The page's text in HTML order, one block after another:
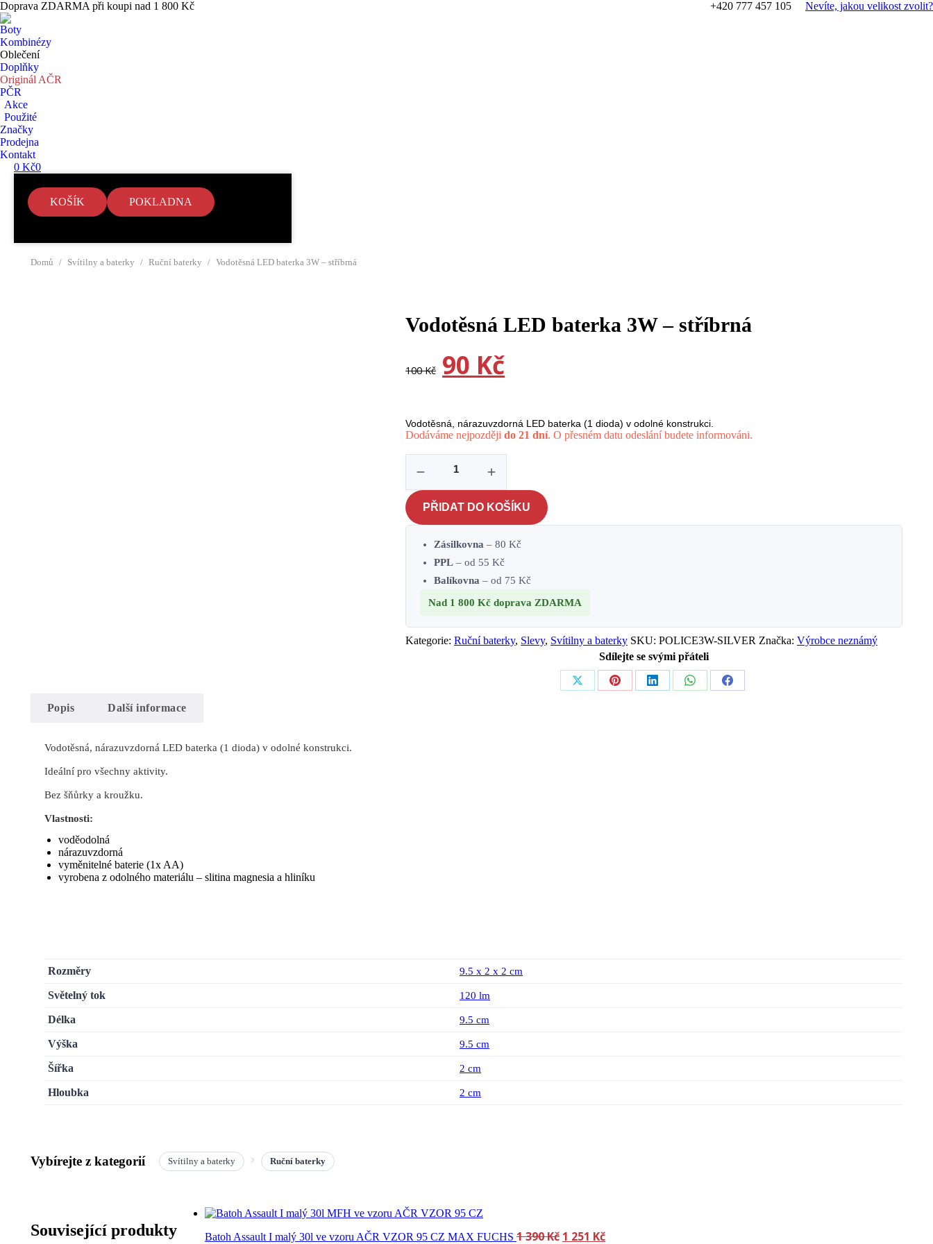
Doprava ZDARMA při koupi nad 1 800 Kč +420 777 457 105
Nevíte, jakou velikost zvolit?
Boty
Kombinézy
Oblečení
Doplňky
Originál AČR
PČR
Akce
Použité
Značky
Prodejna
Kontakt
Search:
0 Kč0
KOŠÍK
POKLADNA
You are here:
Domů Svítilny a baterky Ruční baterky Vodotěsná LED baterka 3W – stříbrná
Vodotěsná LED baterka 3W – stříbrná
100Kč Původní
cena
90 Kč
Vodotěsná, nárazuvzdorná LED baterka (1 dioda) v odolné konstrukci.
Dodáváme nejpozdějido 21 dní. O přesném datu odeslání budete informováni.
LED
baterka
3W
-
stříbrná
PŘIDAT DO KOŠÍKU
Zásilkovna – 80 Kč
PPL – od 55 Kč
Balíkovna – od 75 Kč
Nad 1 800 Kčdoprava ZDARMA
Kategorie:Ruční baterky, Slevy, Svítilny a baterky SKU:POLICE3W-SILVER Značka:Výrobce neznámý
Sdílejte se svými přáteli
Share
Share
Share
Share
Share
Popis Další informace
Vodotěsná, nárazuvzdorná LED baterka (1 dioda) v odolné konstrukci.
Ideální pro všechny aktivity.
Bez šňůrky a kroužku.
Vlastnosti:
voděodolná
nárazuvzdorná
vyměnitelné baterie (1x AA)
vyrobena z odolného materiálu – slitina magnesia a hliníku
Rozměry 9.5 x 2 x 2 cm
Světelný tok 120 lm
Délka 9.5 cm
Výška 9.5 cm
Šířka 2 cm
Hloubka 2 cm
Vybírejte z kategorií Svítilny a baterky Ruční baterky
Související produkty Batoh Assault I malý 30l ve vzoru AČR VZOR 95 CZ MAX FUCHS 1 390Kč Původní
1 251 Kč